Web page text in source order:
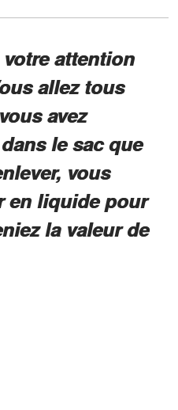
attention
allez tous
avez
le sac que
vous
en liquide pour
la valeur de